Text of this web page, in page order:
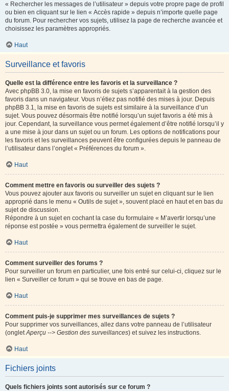
« Rechercher les messages de l’utilisateur » depuis votre propre page de profil
ou bien en cliquant sur le lien « Accès rapide » depuis n’importe quelle page
du forum. Pour rechercher vos sujets, utilisez la page de recherche avancée et
choisissez les paramètres appropriés.
Haut
Surveillance et favoris
Quelle est la différence entre les favoris et la surveillance ?
Avec phpBB 3.0, la mise en favoris de sujets s’apparentait à la gestion des
favoris dans un navigateur. Vous n’étiez pas notifié des mises à jour. Depuis
phpBB 3.1, la mise en favoris de sujets est similaire à la surveillance d’un
sujet. Vous pouvez désormais être notifié lorsqu’un sujet favoris a été mis à
jour. Cependant, la surveillance vous permet également d’être notifié lorsqu’il y
a une mise à jour dans un sujet ou un forum. Les options de notifications pour
les favoris et les surveillances peuvent être configurées depuis le panneau de
l’utilisateur dans l’onglet « Préférences du forum ».
Haut
Comment mettre en favoris ou surveiller des sujets ?
Vous pouvez ajouter aux favoris ou surveiller un sujet en cliquant sur le lien
approprié dans le menu « Outils de sujet », souvent placé en haut et en bas du
sujet de discussion.
Répondre à un sujet en cochant la case du formulaire « M’avertir lorsqu’une
réponse est postée » vous permettra également de surveiller le sujet.
Haut
Comment surveiller des forums ?
Pour surveiller un forum en particulier, une fois entré sur celui-ci, cliquez sur le
lien « Surveiller ce forum » qui se trouve en bas de page.
Haut
Comment puis-je supprimer mes surveillances de sujets ?
Pour supprimer vos surveillances, allez dans votre panneau de l’utilisateur
(ongletAperçu --> Gestion des surveillances) et suivez les instructions.
Haut
Fichiers joints
Quels fichiers joints sont autorisés sur ce forum ?